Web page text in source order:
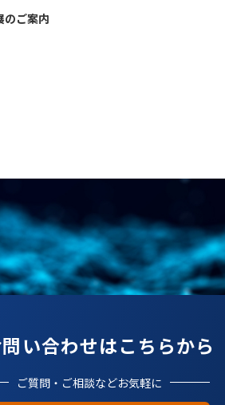
のご案内
い合わせはこちらから
ご質問・ご相談などお気軽に